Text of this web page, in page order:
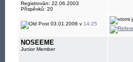
Registrován: 22.06.2003
Příspěvků: 20
03.01.2006 v 14:25
NOSEEME
Junior Member